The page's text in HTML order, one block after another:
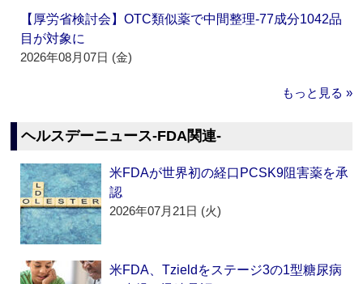
【厚労省検討会】OTC類似薬で中間整理‐77成分1042品
目が対象に
2026年08月07日 (金)
もっと見る »
ヘルスデーニュース‐FDA関連‐
米FDAが世界初の経口PCSK9阻害薬を承
認
2026年07月21日 (火)
米FDA、Tzieldをステージ3の1型糖尿病